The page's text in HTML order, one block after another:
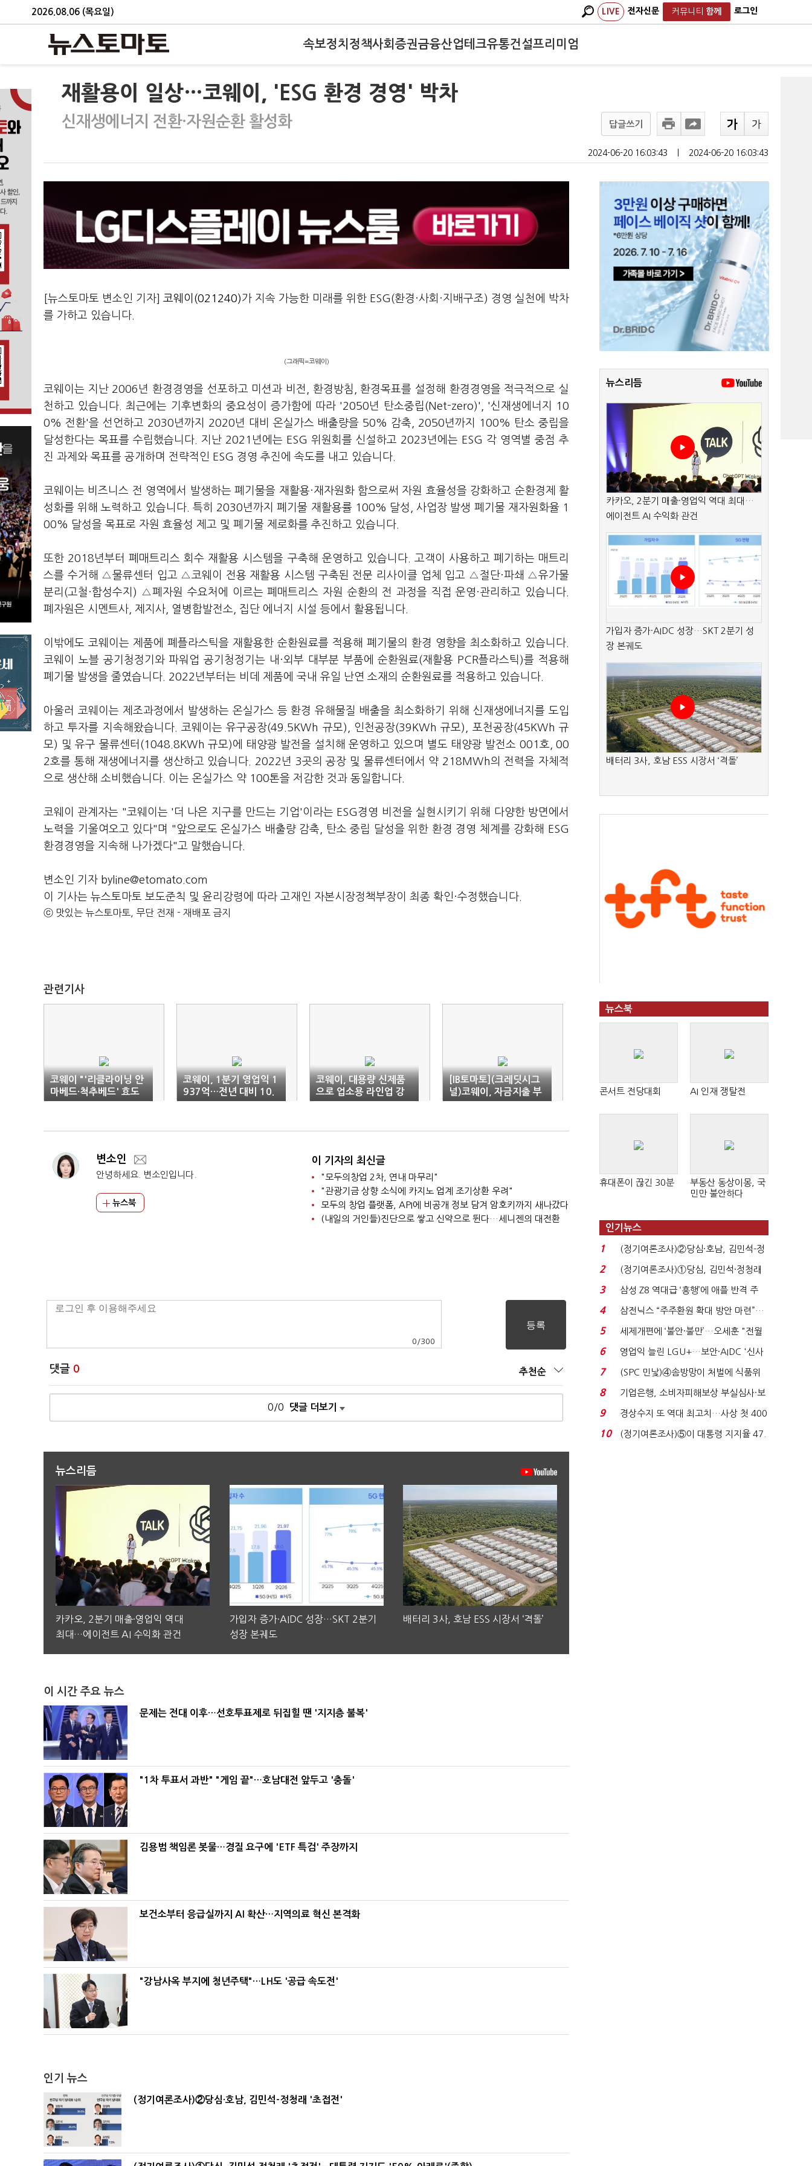
2026.08.06 (목요일) LIVE 전자신문 커뮤니티 함께 로그인
속보정치 정책사회 증권금융산업테크유통건설프리미엄
재활용이 일상…코웨이, 'ESG 환경 경영' 박차
신재생에너지 전환·자원순환 활성화 답글쓰기
2024-06-20 16:03:43 2024-06-20 16:03:43
[뉴스토마토 변소인 기자] 코웨이(021240)가 지속 가능한 미래를 위한 ESG(환경·사회·지배구조) 경영 실천에 박차
를 가하고 있습니다.
(그래픽=코웨이)
코웨이는 지난 2006년 환경경영을 선포하고 미션과 비전, 환경방침, 환경목표를 설정해 환경경영을 적극적으로 실
천하고 있습니다. 최근에는 기후변화의 중요성이 증가함에 따라 '2050년 탄소중립(Net-zero)', '신재생에너지 10
0% 전환'을 선언하고 2030년까지 2020년 대비 온실가스 배출량을 50% 감축, 2050년까지 100% 탄소 중립을
달성한다는 목표를 수립했습니다. 지난 2021년에는 ESG 위원회를 신설하고 2023년에는 ESG 각 영역별 중점 추
진 과제와 목표를 공개하며 전략적인 ESG 경영 추진에 속도를 내고 있습니다.
코웨이는 비즈니스 전 영역에서 발생하는 폐기물을 재활용·재자원화 함으로써 자원 효율성을 강화하고 순환경제 활
성화를 위해 노력하고 있습니다. 특히 2030년까지 폐기물 재활용률 100% 달성, 사업장 발생 폐기물 재자원화율 1
00% 달성을 목표로 자원 효율성 제고 및 폐기물 제로화를 추진하고 있습니다.
또한 2018년부터 폐매트리스 회수 재활용 시스템을 구축해 운영하고 있습니다. 고객이 사용하고 폐기하는 매트리
스를 수거해 △물류센터 입고 △코웨이 전용 재활용 시스템 구축된 전문 리사이클 업체 입고 △절단·파쇄 △유가물
분리(고철·합성수지) △폐자원 수요처에 이르는 폐매트리스 자원 순환의 전 과정을 직접 운영·관리하고 있습니다.
폐자원은 시멘트사, 제지사, 열병합발전소, 집단 에너지 시설 등에서 활용됩니다.
이밖에도 코웨이는 제품에 폐플라스틱을 재활용한 순환원료를 적용해 폐기물의 환경 영향을 최소화하고 있습니다.
코웨이 노블 공기청정기와 파워업 공기청정기는 내·외부 대부분 부품에 순환원료(재활용 PCR플라스틱)를 적용해
폐기물 발생을 줄였습니다. 2022년부터는 비데 제품에 국내 유일 난연 소재의 순환원료를 적용하고 있습니다.
아울러 코웨이는 제조과정에서 발생하는 온실가스 등 환경 유해물질 배출을 최소화하기 위해 신재생에너지를 도입
하고 투자를 지속해왔습니다. 코웨이는 유구공장(49.5KWh 규모), 인천공장(39KWh 규모), 포천공장(45KWh 규
모) 및 유구 물류센터(1048.8KWh 규모)에 태양광 발전을 설치해 운영하고 있으며 별도 태양광 발전소 001호, 00
2호를 통해 재생에너지를 생산하고 있습니다. 2022년 3곳의 공장 및 물류센터에서 약 218MWh의 전력을 자체적
으로 생산해 소비했습니다. 이는 온실가스 약 100톤을 저감한 것과 동일합니다.
코웨이 관계자는 "코웨이는 '더 나은 지구를 만드는 기업'이라는 ESG경영 비전을 실현시키기 위해 다양한 방면에서
노력을 기울여오고 있다"며 "앞으로도 온실가스 배출량 감축, 탄소 중립 달성을 위한 환경 경영 체계를 강화해 ESG
환경경영을 지속해 나가겠다"고 말했습니다.
변소인 기자 byline@etomato.com
이 기사는 뉴스토마토 보도준칙 및 윤리강령에 따라 고재인 자본시장정책부장이 최종 확인·수정했습니다.
ⓒ 맛있는 뉴스토마토, 무단 전재 - 재배포 금지
관련기사
코웨이 "'리클라이닝 안
마베드·척추베드' 효도
선물로"
코웨이, 1분기 영업익 1
937억…전년 대비 10.
3%↑
코웨이, 대용량 신제품
으로 업소용 라인업 강
화
[IB토마토](크레딧시그
널)코웨이, 자금지출 부
담 커져도…재무안정성
변소인
안녕하세요. 변소인입니다.
뉴스북
이 기자의 최신글
"모두의창업 2차, 연내 마무리"
"관광기금 상향 소식에 카지노 업계 조기상환 우려"
모두의 창업 플랫폼, API에 비공개 정보 담겨 암호키까지 새나갔다
(내일의 거인들)진단으로 쌓고 신약으로 뛴다…세니젠의 대전환
0 /300
댓글 0 추천순
0/0 댓글 더보기
뉴스리듬
카카오, 2분기 매출·영업익 역대
최대…에이전트 AI 수익화 관건
가입자 증가·AIDC 성장…SKT 2분기
성장 본궤도
배터리 3사, 호남 ESS 시장서 ‘격돌’
이 시간 주요 뉴스
문제는 전대 이후…선호투표제로 뒤집힐 땐 '지지층 불복'
"1차 투표서 과반" "게임 끝"…호남대전 앞두고 '충돌'
김용범 책임론 봇물…경질 요구에 'ETF 특검' 주장까지
보건소부터 응급실까지 AI 확산…지역의료 혁신 본격화
"강남사옥 부지에 청년주택"…LH도 '공급 속도전'
인기 뉴스
(정기여론조사)②당심·호남, 김민석-정청래 '초접전'
뉴스리듬
카카오, 2분기 매출·영업익 역대 최대…
에이전트 AI 수익화 관건
가입자 증가·AIDC 성장…SKT 2분기 성
장 본궤도
배터리 3사, 호남 ESS 시장서 ‘격돌’
뉴스북
콘서트 전당대회 AI 인재 쟁탈전
휴대폰이 끊긴 30분
부동산 동상이몽, 국
민만 불안하다
인기뉴스
1
(정기여론조사)②당심·호남, 김민석-정
청래 '초접전'...
2
(정기여론조사)①당심, 김민석·정청래
'초접전'…대통령 ...
3
삼성 Z8 역대급 ‘흥행’에 애플 반격 주
목…9월 ‘폴...
4
삼전닉스 “주주환원 확대 방안 마련”…
로이터에 성명...
5
세제개편에 ‘불안·불만’…오세훈 "전월
세 구하기 더 ...
6
영업익 늘린 LGU+…보안·AIDC '신사
업 드라이브'...
7
(SPC 민낯)④솜방망이 처벌에 식품위
생법 위반 반복...
8
기업은행, 소비자피해보상 부실심사·보
이스피싱 공시 ...
9
경상수지 또 역대 최고치…사상 첫 400
억달러에 '3% 성...
10
(정기여론조사)⑤이 대통령 지지율 47.